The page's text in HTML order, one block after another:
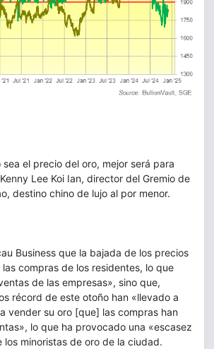
sea el precio del oro, mejor será para
Lee Koi Ian, director del Gremio de
destino chino de lujo al por menor.
Business que la bajada de los precios
compras de los residentes, lo que
de las empresas», sino que,
récord de este otoño han «llevado a
vender su oro [que] las compras han
lo que ha provocado una «escasez
minoristas de oro de la ciudad.